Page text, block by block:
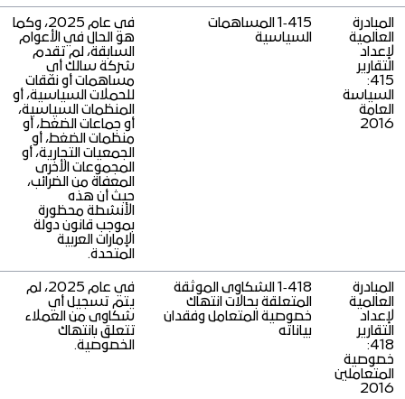
المبادرة
العالمية
لإعداد
التقارير
415:
السياسة
العامة
2016
415‑1 المساهمات
السياسية
في عام 2025، وكما
هو الحال في الأعوام
السابقة، لم تقدم
شركة سالك أي
مساهمات أو نفقات
للحملات السياسية، أو
المنظمات السياسية،
أو جماعات الضغط، أو
منظمات الضغط، أو
الجمعيات التجارية، أو
المجموعات الأخرى
المعفاة من الضرائب،
حيث أن هذه
الأنشطة محظورة
بموجب قانون دولة
الإمارات العربية
المتحدة.
المبادرة
العالمية
لإعداد
التقارير
418:
خصوصية
المتعاملين
2016
418‑1 الشكاوى الموثقة
المتعلقة بحالات انتهاك
خصوصية المتعامل وفقدان
بياناته
في عام 2025، لم
يتم تسجيل أي
شكاوى من العملاء
تتعلق بانتهاك
الخصوصية.